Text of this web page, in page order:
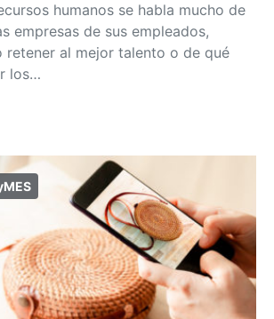
humanos se habla mucho de
empresas de sus empleados,
retener al mejor talento o de qué
los…